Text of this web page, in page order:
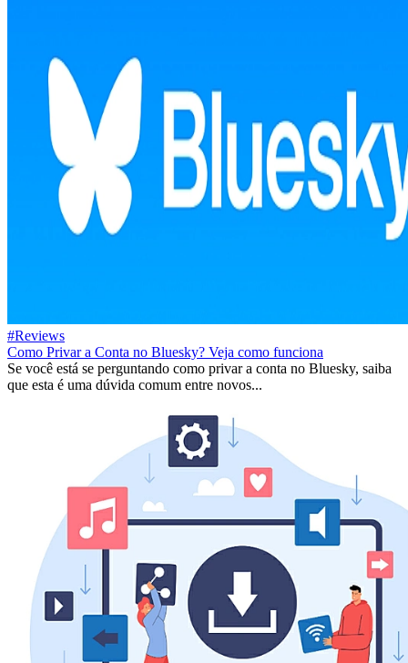
#Reviews
Como Privar a Conta no Bluesky? Veja como funciona
Se você está se perguntando como privar a conta no Bluesky, saiba
que esta é uma dúvida comum entre novos...